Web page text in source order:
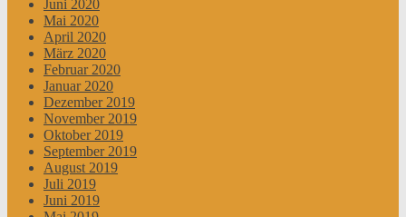
Juni 2020
Mai 2020
April 2020
März 2020
Februar 2020
Januar 2020
Dezember 2019
November 2019
Oktober 2019
September 2019
August 2019
Juli 2019
Juni 2019